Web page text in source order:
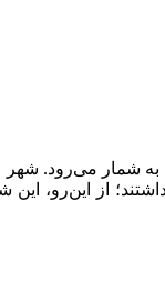
به شمار می‌رود.
از این‌رو، این